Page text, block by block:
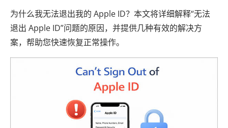
为什么我无法退出我的 Apple ID？本文将详细解释“无法
退出 Apple ID”问题的原因，并提供几种有效的解决方
案，帮助您快速恢复正常操作。